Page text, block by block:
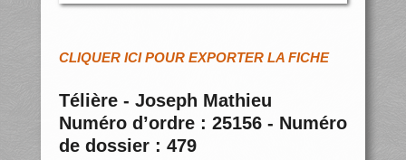
CLIQUER ICI POUR EXPORTER LA FICHE
Télière - Joseph Mathieu
Numéro d’ordre : 25156 - Numéro
de dossier : 479